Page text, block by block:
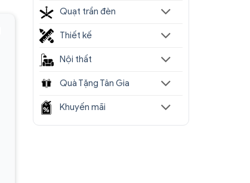
Quạt trần đèn
Thiết kế
Nội thất
Quà Tặng Tân Gia
Khuyến mãi